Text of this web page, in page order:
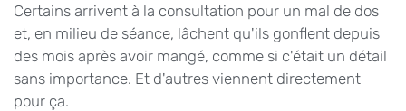
Certains arrivent à la consultation pour un mal de dos
et, en milieu de séance, lâchent qu'ils gonflent depuis
des mois après avoir mangé, comme si c'était un détail
sans importance. Et d'autres viennent directement
pour ça.